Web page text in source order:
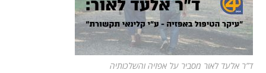
ד”ר אלעד לאור מסביר על אפזיה והשלכותיה